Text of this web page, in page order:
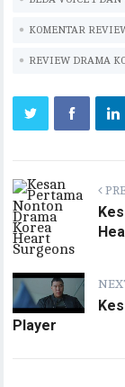
eb
oo
k
it
te
r
l
KOMENTAR
REVIEW DRAMA
Player